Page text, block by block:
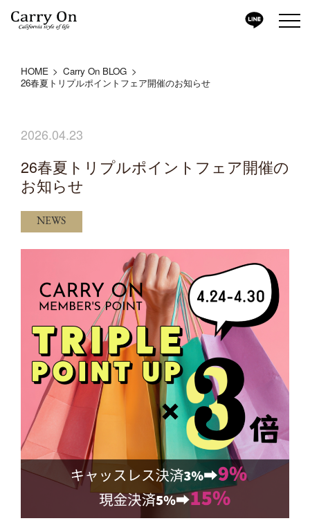
HOME
Carry On BLOG
26春夏トリプルポイントフェア開催のお知らせ
2026.04.23
26春夏トリプルポイントフェア開催の
お知らせ
NEWS